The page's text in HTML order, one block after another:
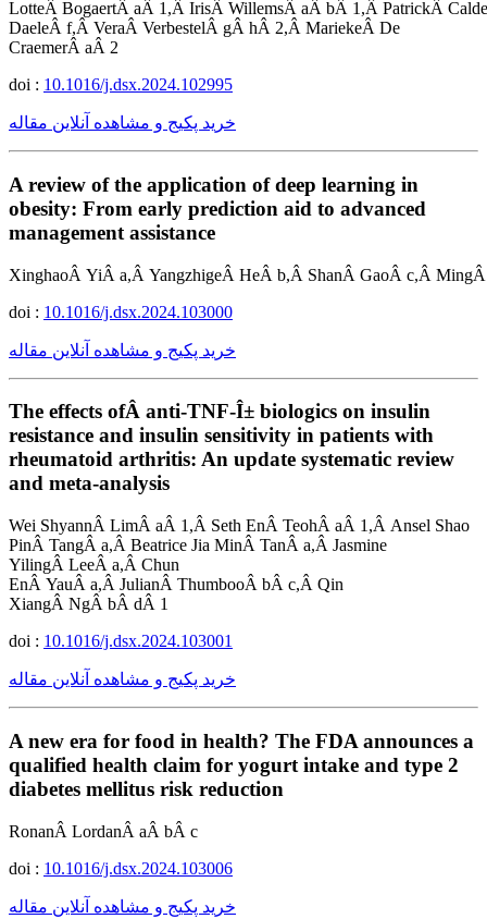
LotteÂ BogaertÂ aÂ 1,Â IrisÂ WillemsÂ aÂ bÂ 1,Â PatrickÂ
DaeleÂ f,Â VeraÂ VerbestelÂ gÂ hÂ 2,Â MariekeÂ De
CraemerÂ aÂ 2
doi : 10.1016/j.dsx.2024.102995
خرید پکیج و مشاهده آنلاین مقاله
A review of the application of deep learning in
obesity: From early prediction aid to advanced
management assistance
XinghaoÂ YiÂ a,Â YangzhigeÂ HeÂ b,Â ShanÂ GaoÂ c,Â
doi : 10.1016/j.dsx.2024.103000
خرید پکیج و مشاهده آنلاین مقاله
The effects ofÂ anti-TNF-Î± biologics on insulin
resistance and insulin sensitivity in patients with
rheumatoid arthritis: An update systematic review
and meta-analysis
Wei ShyannÂ LimÂ aÂ 1,Â Seth EnÂ TeohÂ aÂ 1,Â Ansel Shao
PinÂ TangÂ a,Â Beatrice Jia MinÂ TanÂ a,Â Jasmine
YilingÂ LeeÂ a,Â Chun
EnÂ YauÂ a,Â JulianÂ ThumbooÂ bÂ c,Â Qin
XiangÂ NgÂ bÂ dÂ 1
doi : 10.1016/j.dsx.2024.103001
خرید پکیج و مشاهده آنلاین مقاله
A new era for food in health? The FDA announces a
qualified health claim for yogurt intake and type 2
diabetes mellitus risk reduction
RonanÂ LordanÂ aÂ bÂ c
doi : 10.1016/j.dsx.2024.103006
خرید پکیج و مشاهده آنلاین مقاله